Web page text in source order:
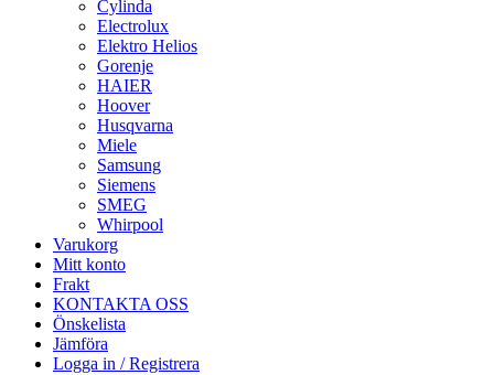
Cylinda
Electrolux
Elektro Helios
Gorenje
HAIER
Hoover
Husqvarna
Miele
Samsung
Siemens
SMEG
Whirpool
Varukorg
Mitt konto
Frakt
KONTAKTA OSS
Önskelista
Jämföra
Logga in / Registrera